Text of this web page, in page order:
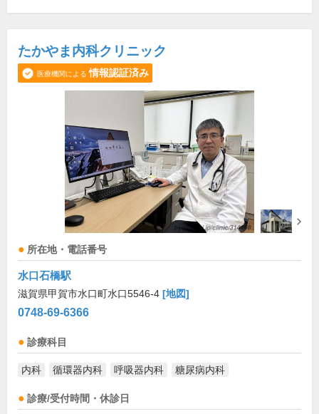
たかやま内科クリニック
医療機関による 情報認証済み
所在地・電話番号
水口石橋駅
滋賀県甲賀市水口町水口5546-4 [地図]
0748-69-6366
診療科目
内科 循環器内科 呼吸器内科 糖尿病内科
診療/受付時間・休診日